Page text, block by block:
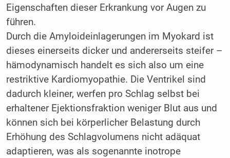
Eigenschaften dieser Erkrankung vor Augen zu
führen.
Durch die Amyloideinlagerungen im Myokard ist
dieses einerseits dicker und andererseits steifer –
hämodynamisch handelt es sich also um eine
restriktive Kardiomyopathie. Die Ventrikel sind
dadurch kleiner, werfen pro Schlag selbst bei
erhaltener Ejektionsfraktion weniger Blut aus und
können sich bei körperlicher Belastung durch
Erhöhung des Schlagvolumens nicht adäquat
adaptieren, was als sogenannte inotrope